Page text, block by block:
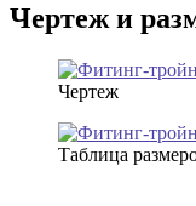
Чертеж и
Чертеж
Таблица